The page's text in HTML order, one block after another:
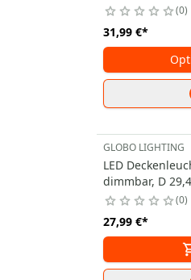
0
31,99 €*
GLOBO LIGHTING
LED
dimmbar, D
0
27,99 €*